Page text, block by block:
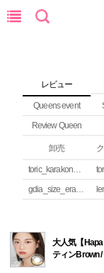
レビュー
Queens event
Review Queen
卸売
toric_karakon_takai_riyuu
gdia_size_erabikata
大人気【
ティンBrown /